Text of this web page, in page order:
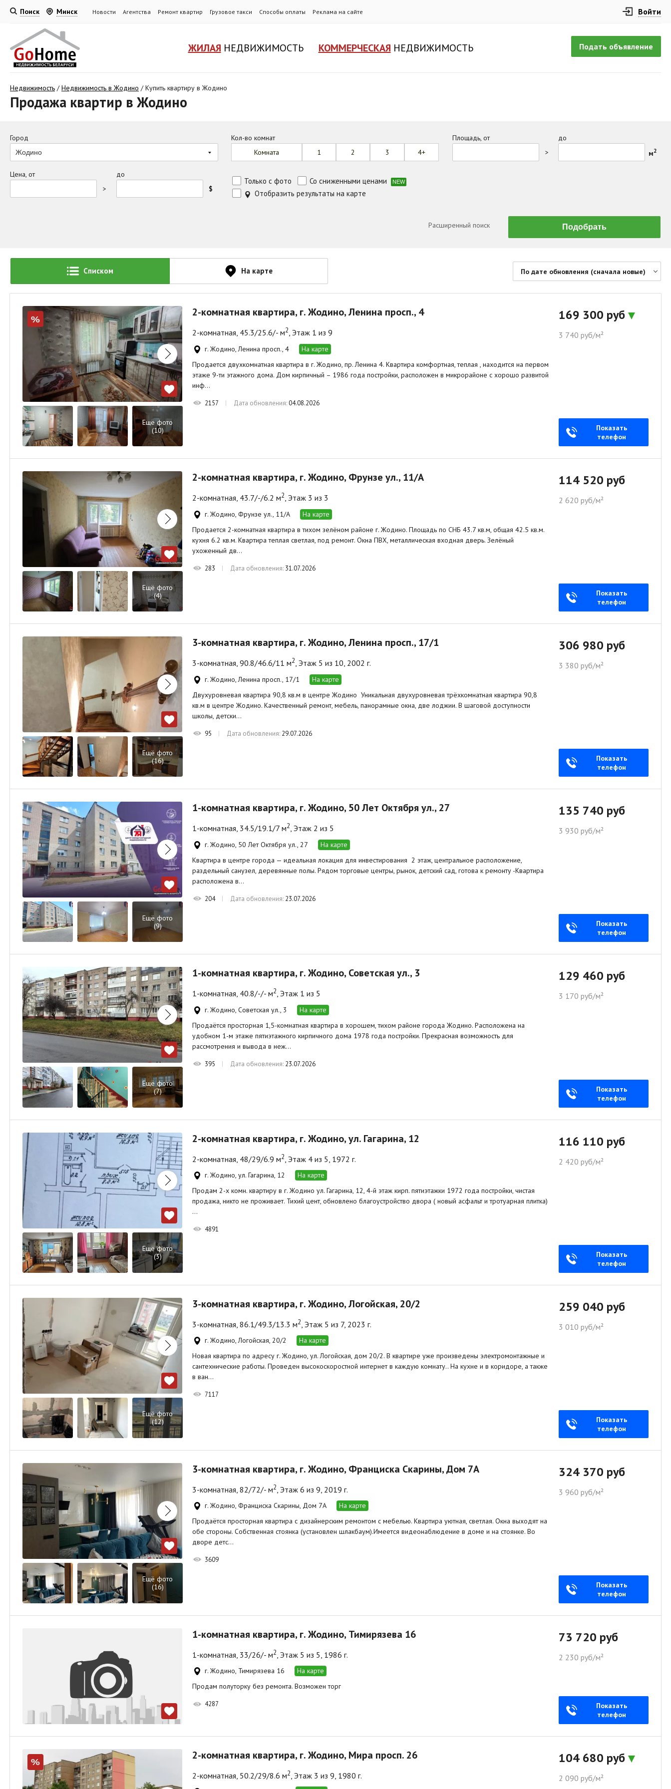
Поиск Минск Новости Агентства Ремонт квартир Грузовое такси Способы оплаты Реклама на сайте Войти
Подать объявление
ЖИЛАЯ НЕДВИЖИМОСТЬ КОММЕРЧЕСКАЯ НЕДВИЖИМОСТЬ
Недвижимость /Недвижимость в Жодино /Купить квартиру в Жодино
Продажа квартир в Жодино
Город
Жодино
Кол-во комнат
Комната
1 2 3 4+
Площадь, от
>
до
м2
Цена, от
>
до
$
Только с фото Со сниженными ценами NEW
Отобразить результаты на карте
Расширенный поиск
Списком На карте
По дате обновления (сначала новые)
По дате обновления (сначала новые)
По дате обновления (сначала старые)
По площади (сначала маленькие)
%
Ещё фото
(10)
2-комнатная квартира, г. Жодино, Ленина просп., 4
2-комнатная, 45.3/25.6/- м2, Этаж 1 из 9
г. Жодино, Ленина просп., 4
На карте
Продается двухкомнатная квартира в г. Жодино, пр. Ленина 4. Квартира комфортная, теплая , находится на первом
этаже 9-ти этажного дома. Дом кирпичный – 1986 года постройки, расположен в микрорайоне с хорошо развитой
инф…
2157 Дата обновления:04.08.2026
169 300 руб
3 740 руб/м²
Показать
телефон
Ещё фото
(4)
2-комнатная квартира, г. Жодино, Фрунзе ул., 11/А
2-комнатная, 43.7/-/6.2 м2, Этаж 3 из 3
г. Жодино, Фрунзе ул., 11/А
На карте
Продается 2-комнатная квартира в тихом зелёном районе г. Жодино. Площадь по СНБ 43.7 кв.м, общая 42.5 кв.м.
кухня 6.2 кв.м. Квартира теплая светлая, под ремонт. Окна ПВХ, металлическая входная дверь. Зелёный
ухоженный дв…
283 Дата обновления: 31.07.2026
114 520 руб
2 620 руб/м²
Показать
телефон
Ещё фото
(16)
3-комнатная квартира, г. Жодино, Ленина просп., 17/1
3-комнатная, 90.8/46.6/11 м2, Этаж 5 из 10, 2002 г.
г. Жодино, Ленина просп., 17/1
На карте
Двухуровневая квартира 90,8 кв.м в центре Жодино ️ Уникальная двухуровневая трёхкомнатная квартира 90,8
кв.м в центре Жодино. Качественный ремонт, мебель, панорамные окна, две лоджии. В шаговой доступности
школы, детски…
95 Дата обновления: 29.07.2026
306 980 руб
3 380 руб/м²
Показать
телефон
Ещё фото
(9)
1-комнатная квартира, г. Жодино, 50 Лет Октября ул., 27
1-комнатная, 34.5/19.1/7 м2, Этаж 2 из 5
г. Жодино, 50 Лет Октября ул., 27
На карте
Квартира в центре города — идеальная локация для инвестирования ️ 2 этаж, центральное расположение,
раздельный санузел, деревянные полы. Рядом торговые центры, рынок, детский сад, готова к ремонту -Квартира
расположена в…
204 Дата обновления: 23.07.2026
135 740 руб
3 930 руб/м²
Показать
телефон
Ещё фото
(7)
1-комнатная квартира, г. Жодино, Советская ул., 3
1-комнатная, 40.8/-/- м2, Этаж 1 из 5
г. Жодино, Советская ул., 3
На карте
Продаётся просторная 1,5-комнатная квартира в хорошем, тихом районе города Жодино. Расположена на
удобном 1-м этаже пятиэтажного кирпичного дома 1978 года постройки. Прекрасная возможность для
рассмотрения и вывода в неж…
395 Дата обновления: 23.07.2026
129 460 руб
3 170 руб/м²
Показать
телефон
Ещё фото
(3)
2-комнатная квартира, г. Жодино, ул. Гагарина, 12
2-комнатная, 48/29/6.9 м2 , Этаж 4 из 5, 1972 г.
г. Жодино, ул. Гагарина, 12
На карте
Продам 2-х комн. квартиру в г. Жодино ул. Гагарина, 12, 4-й этаж кирп. пятиэтажки 1972 года постройки, чистая
продажа, никто не проживает. Тихий цент, обновлено благоустройство двора ( новый асфальт и тротуарная плитка)
…
4891
116 110 руб
2 420 руб/м²
Показать
телефон
Ещё фото
(12)
3-комнатная квартира, г. Жодино, Логойская, 20/2
3-комнатная, 86.1/49.3/13.3 м2 , Этаж 5 из 7, 2023 г.
г. Жодино, Логойская, 20/2
На карте
Новая квартира по адресу г. Жодино, ул. Логойская, дом 20/2. В квартире уже произведены электромонтажные и
сантехнические работы. Проведен высокоскоростной интернет в каждую комнату.. На кухне и в коридоре, а также
в ван…
7117
259 040 руб
3 010 руб/м²
Показать
телефон
Ещё фото
(16)
3-комнатная квартира, г. Жодино, Франциска Скарины, Дом 7А
3-комнатная, 82/72/- м2 , Этаж 6 из 9, 2019 г.
г. Жодино, Франциска Скарины, Дом 7А
На карте
Продаётся просторная квартира с дизайнерским ремонтом с мебелью. Квартира уютная, светлая. Окна выходят на
обе стороны. Собственная стоянка (установлен шлакбаум).Имеется видеонаблюдение в доме и на стоянке. Во
дворе детс…
3609
324 370 руб
3 960 руб/м²
Показать
телефон
1-комнатная квартира, г. Жодино, Тимирязева 16
1-комнатная, 33/26/- м2, Этаж 5 из 5, 1986 г.
г. Жодино, Тимирязева 16
На карте
Продам полуторку без ремонта. Возможен торг
4287
73 720 руб
2 230 руб/м²
Показать
телефон
%
2-комнатная квартира, г. Жодино, Мира просп. 26
2-комнатная, 50.2/29/8.6 м2, Этаж 3 из 9, 1980 г.
104 680 руб
2 090 руб/м²